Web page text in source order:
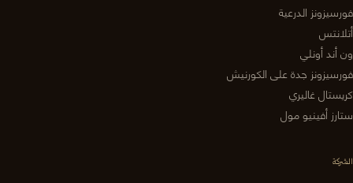
فورسيزونز الدرعية
أتلانتس
ون أند أونلي
فورسيزونز جدة على الكورنيش
كريستال غاليري
ستارز أفينيو مول
الشركة